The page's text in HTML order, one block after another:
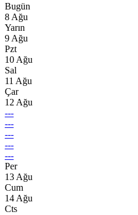
Bugün
8 Ağu
Yarın
9 Ağu
Pzt
10 Ağu
Sal
11 Ağu
Çar
12 Ağu
---
---
---
---
---
Per
13 Ağu
Cum
14 Ağu
Cts